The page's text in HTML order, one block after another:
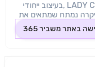
מגפון לנשים מבית המותג LADY COMFORT ,בעיצוב ייחודי
נמתח שמתאים את
קלילות לאורך כל
והקדמי המוסיף
באתר משביר 365